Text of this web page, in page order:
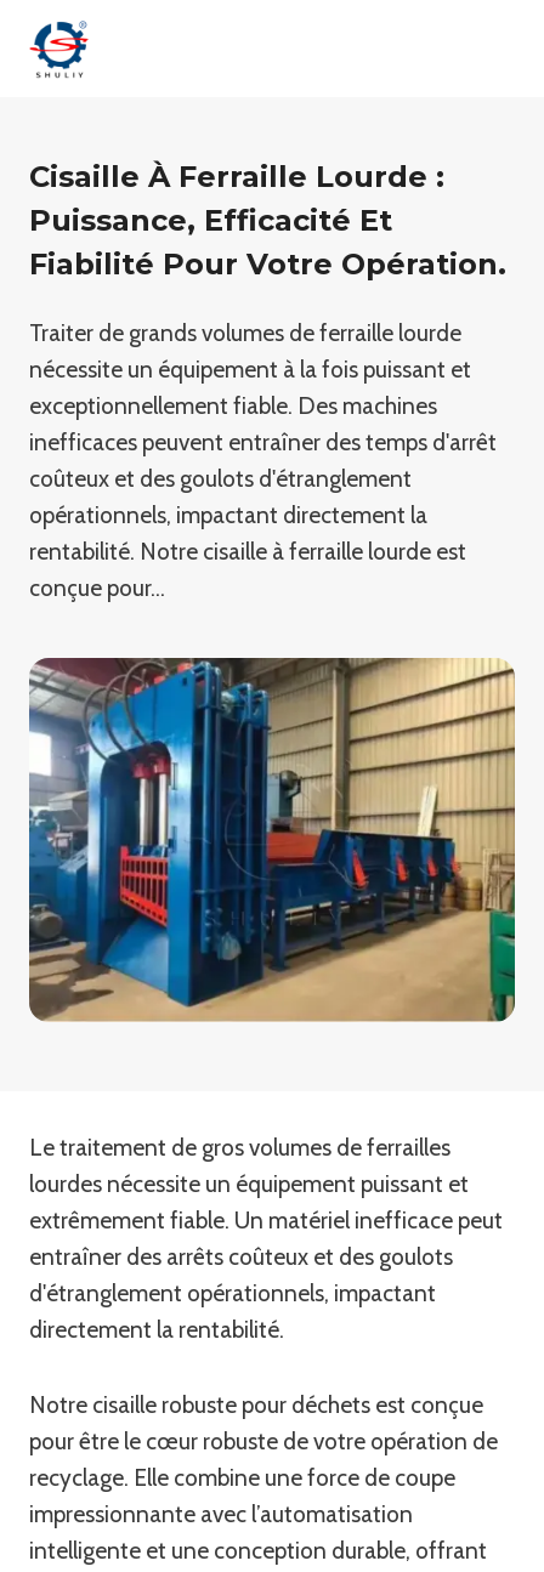
Cisaille À Ferraille Lourde :
Puissance, Efficacité Et
Fiabilité Pour Votre Opération.
Traiter de grands volumes de ferraille lourde
nécessite un équipement à la fois puissant et
exceptionnellement fiable. Des machines
inefficaces peuvent entraîner des temps d'arrêt
coûteux et des goulots d'étranglement
opérationnels, impactant directement la
rentabilité. Notre cisaille à ferraille lourde est
conçue pour…
Le traitement de gros volumes de ferrailles
lourdes nécessite un équipement puissant et
extrêmement fiable. Un matériel inefficace peut
entraîner des arrêts coûteux et des goulots
d'étranglement opérationnels, impactant
directement la rentabilité.
Notre cisaille robuste pour déchets est conçue
pour être le cœur robuste de votre opération de
recyclage. Elle combine une force de coupe
impressionnante avec l’automatisation
intelligente et une conception durable, offrant